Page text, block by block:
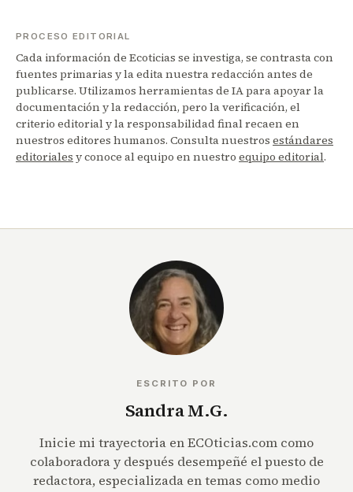
PROCESO EDITORIAL
Cada información de Ecoticias se investiga, se contrasta con
fuentes primarias y la edita nuestra redacción antes de
publicarse. Utilizamos herramientas de IA para apoyar la
documentación y la redacción, pero la verificación, el
criterio editorial y la responsabilidad final recaen en
nuestros editores humanos. Consulta nuestros estándares
editoriales y conoce al equipo en nuestro equipo editorial.
ESCRITO POR
Sandra M.G.
Inicie mi trayectoria en ECOticias.com como
colaboradora y después desempeñé el puesto de
redactora, especializada en temas como medio